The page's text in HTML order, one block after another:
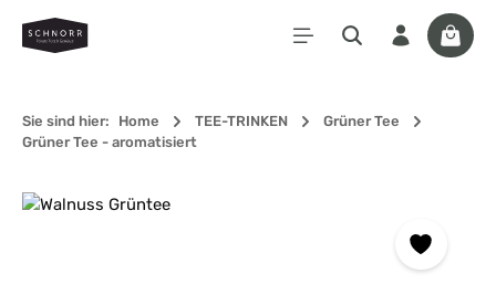
Zum Hauptinhalt springen
Sie sind hier: Home TEE-TRINKEN
Grüner Tee
Grüner Tee - aromatisiert
Bildergalerie überspringen